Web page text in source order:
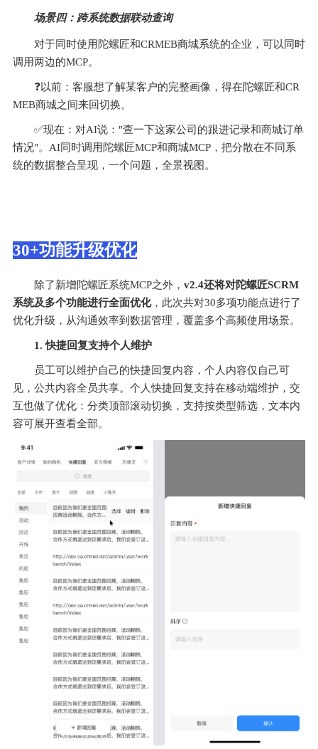
场景四：跨系统数据联动查询
对于同时使用陀螺匠和CRMEB商城系统的企业，可以同时
调用两边的MCP。
❓以前：客服想了解某客户的完整画像，得在陀螺匠和CR
MEB商城之间来回切换。
✅现在：对AI说："查一下这家公司的跟进记录和商城订单
情况"。AI同时调用陀螺匠MCP和商城MCP，把分散在不同系
统的数据整合呈现，一个问题，全景视图。
30+功能升级优化
除了新增陀螺匠系统MCP之外， v2.4还将对陀螺匠SCRM
系统及多个功能进行全面优化，此次共对30多项功能点进行了
优化升级，从沟通效率到数据管理，覆盖多个高频使用场景。
1. 快捷回复支持个人维护
员工可以维护自己的快捷回复内容，个人内容仅自己可
见，公共内容全员共享。个人快捷回复支持在移动端维护，交
互也做了优化：分类顶部滚动切换，支持按类型筛选，文本内
容可展开查看全部。